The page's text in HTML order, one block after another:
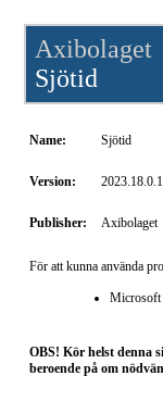
Axibolaget
Sjötid
Name: Sjötid
Version: 2023.18.0.1
Publisher: Axibolaget
För att kunna använda
Microsoft
OBS! Kör helst denna
beroende på om